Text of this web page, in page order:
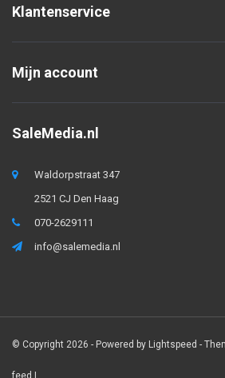
Klantenservice
Mijn account
SaleMedia.nl
Waldorpstraat 347
2521 CJ Den Haag
070-2629111
info@salemedia.nl
© Copyright 2026 - Powered by Lightspeed -
feed |